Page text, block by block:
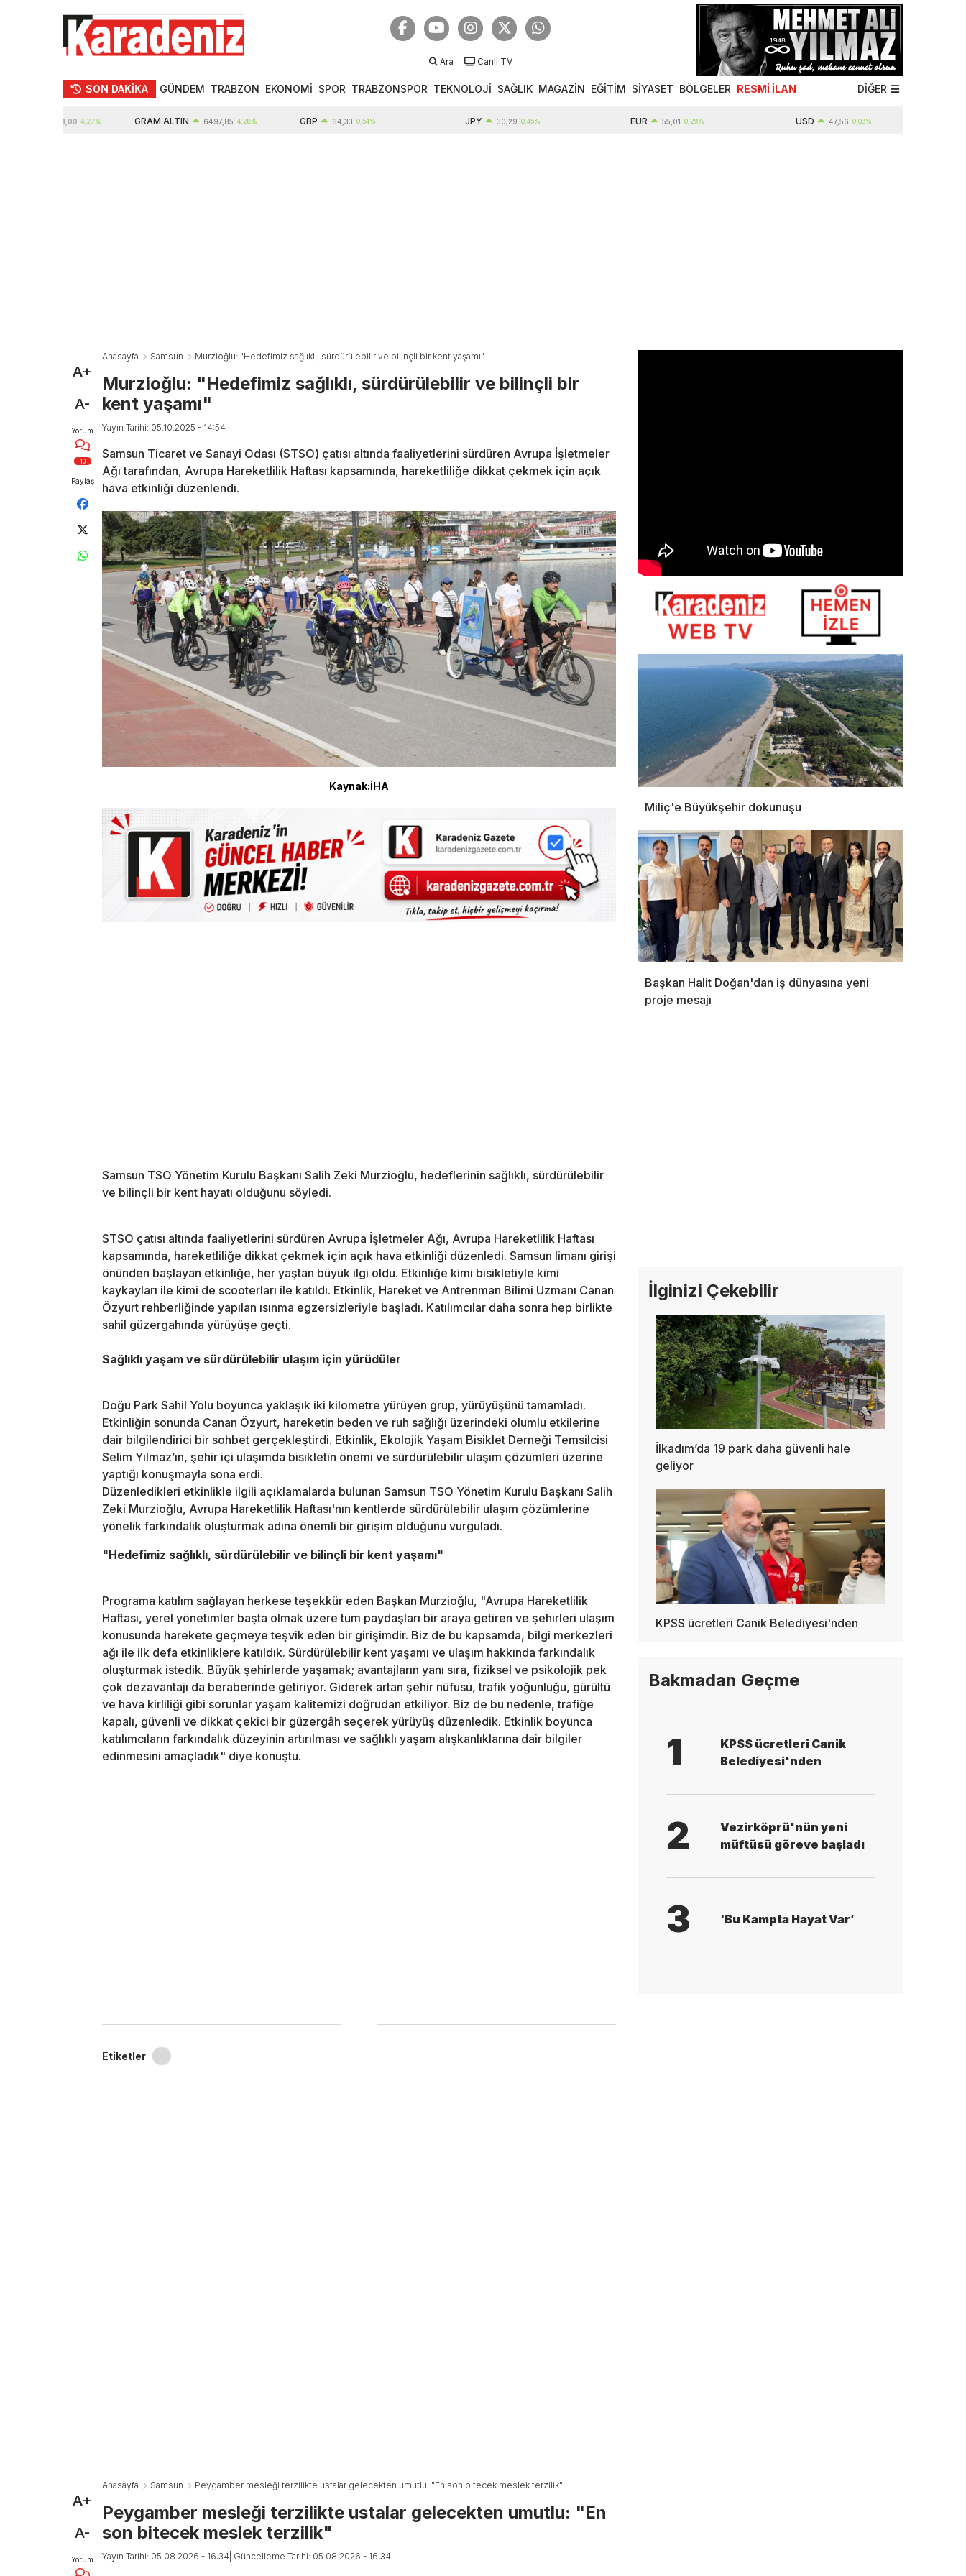
Ara Canlı TV
SON DAKİKA GÜNDEM TRABZON EKONOMİ SPOR TRABZONSPOR TEKNOLOJİ SAĞLIK MAGAZİN EĞİTİM SİYASET BÖLGELER RESMİ İLAN DİĞER
4,27% GRAM ALTIN 6497,85 4,28% 64,33 0,54% 30,29 0,45% 55,01 0,29% 47,56 0,08%
A+
A-
Yorum
10
Paylaş
Anasayfa Samsun Murzioğlu: "Hedefimiz sağlıklı, sürdürülebilir ve bilinçli bir kent yaşamı"
Murzioğlu: "Hedefimiz sağlıklı, sürdürülebilir ve bilinçli bir
kent yaşamı"
Yayın Tarihi: 05.10.2025 - 14:54
Samsun Ticaret ve Sanayi Odası (STSO) çatısı altında faaliyetlerini sürdüren Avrupa İşletmeler
Ağı tarafından, Avrupa Hareketlilik Haftası kapsamında, hareketliliğe dikkat çekmek için açık
hava etkinliği düzenlendi.
Kaynak:İHA
Samsun TSO Yönetim Kurulu Başkanı Salih Zeki Murzioğlu, hedeflerinin sağlıklı, sürdürülebilir
ve bilinçli bir kent hayatı olduğunu söyledi.
STSO çatısı altında faaliyetlerini sürdüren Avrupa İşletmeler Ağı, Avrupa Hareketlilik Haftası
kapsamında, hareketliliğe dikkat çekmek için açık hava etkinliği düzenledi. Samsun limanı girişi
önünden başlayan etkinliğe, her yaştan büyük ilgi oldu. Etkinliğe kimi bisikletiyle kimi
kaykayları ile kimi de scooterları ile katıldı. Etkinlik, Hareket ve Antrenman Bilimi Uzmanı Canan
Özyurt rehberliğinde yapılan ısınma egzersizleriyle başladı. Katılımcılar daha sonra hep birlikte
sahil güzergahında yürüyüşe geçti.
Sağlıklı yaşam ve sürdürülebilir ulaşım için yürüdüler
Doğu Park Sahil Yolu boyunca yaklaşık iki kilometre yürüyen grup, yürüyüşünü tamamladı.
Etkinliğin sonunda Canan Özyurt, hareketin beden ve ruh sağlığı üzerindeki olumlu etkilerine
dair bilgilendirici bir sohbet gerçekleştirdi. Etkinlik, Ekolojik Yaşam Bisiklet Derneği Temsilcisi
Selim Yılmaz’ın, şehir içi ulaşımda bisikletin önemi ve sürdürülebilir ulaşım çözümleri üzerine
yaptığı konuşmayla sona erdi.
Düzenledikleri etkinlikle ilgili açıklamalarda bulunan Samsun TSO Yönetim Kurulu Başkanı Salih
Zeki Murzioğlu, Avrupa Hareketlilik Haftası'nın kentlerde sürdürülebilir ulaşım çözümlerine
yönelik farkındalık oluşturmak adına önemli bir girişim olduğunu vurguladı.
"Hedefimiz sağlıklı, sürdürülebilir ve bilinçli bir kent yaşamı"
Programa katılım sağlayan herkese teşekkür eden Başkan Murzioğlu, "Avrupa Hareketlilik
Haftası, yerel yönetimler başta olmak üzere tüm paydaşları bir araya getiren ve şehirleri ulaşım
konusunda harekete geçmeye teşvik eden bir girişimdir. Biz de bu kapsamda, bilgi merkezleri
ağı ile ilk defa etkinliklere katıldık. Sürdürülebilir kent yaşamı ve ulaşım hakkında farkındalık
oluşturmak istedik. Büyük şehirlerde yaşamak; avantajların yanı sıra, fiziksel ve psikolojik pek
çok dezavantajı da beraberinde getiriyor. Giderek artan şehir nüfusu, trafik yoğunluğu, gürültü
ve hava kirliliği gibi sorunlar yaşam kalitemizi doğrudan etkiliyor. Biz de bu nedenle, trafiğe
kapalı, güvenli ve dikkat çekici bir güzergâh seçerek yürüyüş düzenledik. Etkinlik boyunca
katılımcıların farkındalık düzeyinin artırılması ve sağlıklı yaşam alışkanlıklarına dair bilgiler
edinmesini amaçladık" diye konuştu.
Etiketler
A+
A-
Yorum
Anasayfa Samsun Peygamber mesleği terzilikte ustalar gelecekten umutlu: "En son bitecek meslek terzilik"
Peygamber mesleği terzilikte ustalar gelecekten umutlu: "En
son bitecek meslek terzilik"
Yayın Tarihi: 05.08.2026 - 16:34 | Güncelleme Tarihi: 05.08.2026 - 16:34
Miliç'e Büyükşehir dokunuşu
Başkan Halit Doğan'dan iş dünyasına yeni
proje mesajı
İlginizi Çekebilir
İlkadım’da 19 park daha güvenli hale
geliyor
KPSS ücretleri Canik Belediyesi'nden
Bakmadan Geçme
1
KPSS ücretleri Canik
Belediyesi'nden
2
Vezirköprü'nün yeni
müftüsü göreve başladı
3 ‘Bu Kampta Hayat Var’